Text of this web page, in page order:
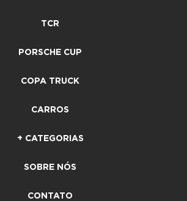
TCR
PORSCHE CUP
COPA TRUCK
CARROS
+ CATEGORIAS
SOBRE NÓS
CONTATO